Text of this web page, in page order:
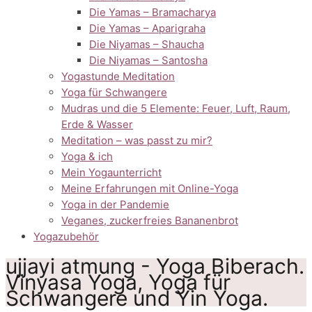
Die Yamas – Bramacharya
Die Yamas – Aparigraha
Die Niyamas – Shaucha
Die Niyamas – Santosha
Yogastunde Meditation
Yoga für Schwangere
Mudras und die 5 Elemente: Feuer, Luft, Raum,
Erde & Wasser
Meditation – was passt zu mir?
Yoga & ich
Mein Yogaunterricht
Meine Erfahrungen mit Online-Yoga
Yoga in der Pandemie
Veganes, zuckerfreies Bananenbrot
Yogazubehör
ujjayi atmung - Yoga Biberach.
Vinyasa Yoga, Yoga für
Schwangere und Yin Yoga.